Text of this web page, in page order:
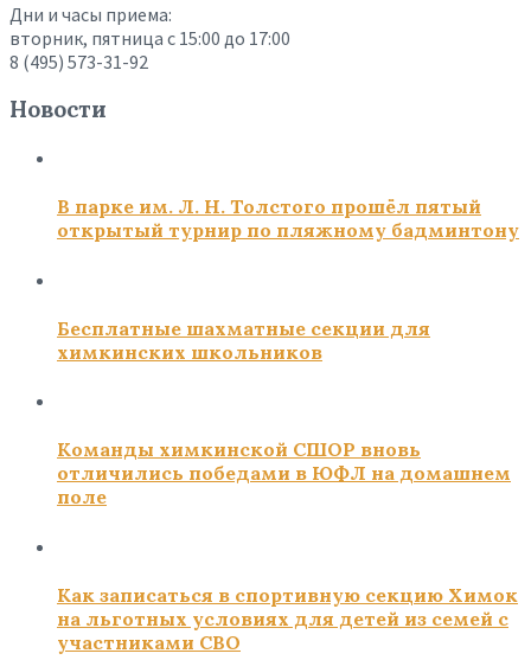
Дни и часы приема:
вторник, пятница с 15:00 до 17:00
8 (495) 573-31-92
Новости
В парке им. Л. Н. Толстого прошёл пятый
открытый турнир по пляжному бадминтону
Бесплатные шахматные секции для
химкинских школьников
Команды химкинской СШОР вновь
отличились победами в ЮФЛ на домашнем
поле
Как записаться в спортивную секцию Химок
на льготных условиях для детей из семей с
участниками СВО